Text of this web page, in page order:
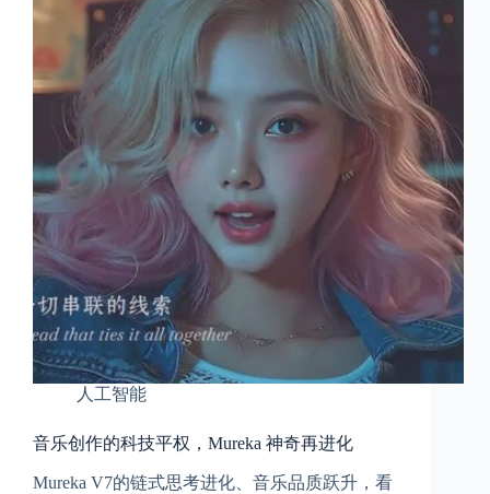
人工智能
音乐创作的科技平权，Mureka 神奇再进化
Mureka V7的链式思考进化、音乐品质跃升，看